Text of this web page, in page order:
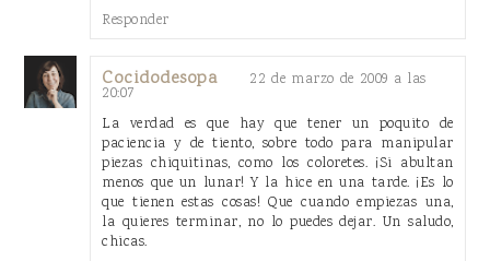
Responder
Cocidodesopa 22 de marzo de 2009 a las
20:07
La verdad es que hay que tener un poquito de
paciencia y de tiento, sobre todo para manipular
piezas chiquitinas, como los coloretes. ¡Si abultan
menos que un lunar! Y la hice en una tarde. ¡Es lo
que tienen estas cosas! Que cuando empiezas una,
la quieres terminar, no lo puedes dejar. Un saludo,
chicas.